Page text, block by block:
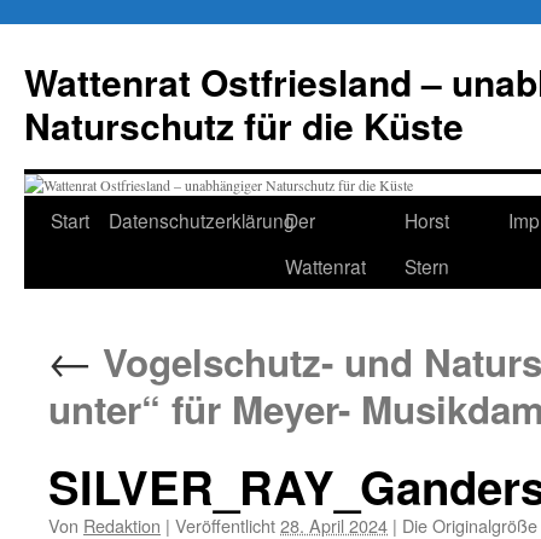
springen
Wattenrat Ostfriesland –
Naturschutz für die Küste
Start DatenschutzerklärungDer
Wattenrat
Horst
Stern
← Vogelschutz- und
unter“ für Meyer-
Von Redaktion | Veröffentlicht28. April 2024 | Die